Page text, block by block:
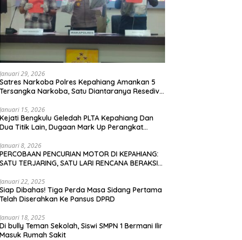
Januari 29, 2026
Satres Narkoba Polres Kepahiang Amankan 5
Tersangka Narkoba, Satu Diantaranya Resedivis
Januari 15, 2026
Kejati Bengkulu Geledah PLTA Kepahiang Dan
Dua Titik Lain, Dugaan Mark Up Perangkat
Januari 8, 2026
PERCOBAAN PENCURIAN MOTOR DI KEPAHIANG:
SATU TERJARING, SATU LARI RENCANA BERAKSI
Januari 22, 2025
Siap Dibahas! Tiga Perda Masa Sidang Pertama
Telah Diserahkan Ke Pansus DPRD
Januari 18, 2025
Di bully Teman Sekolah, Siswi SMPN 1 Bermani Ilir
Masuk Rumah Sakit